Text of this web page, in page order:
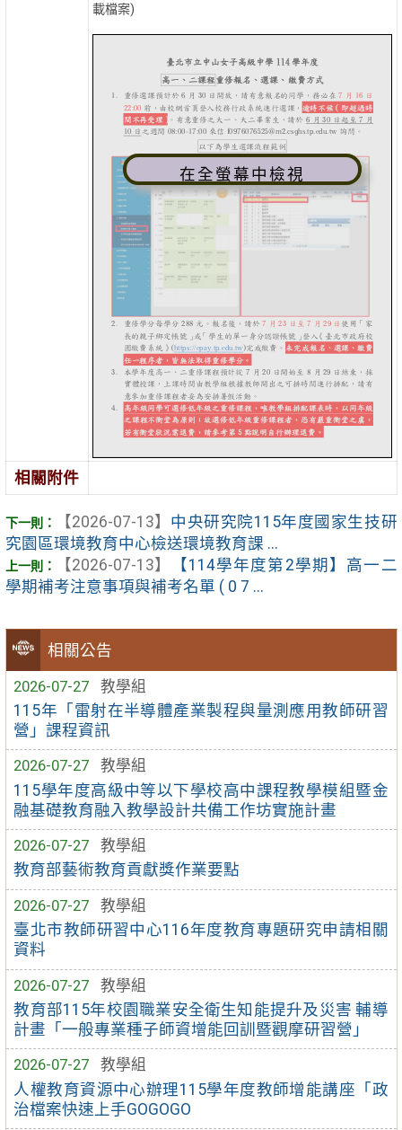
相關公告
2026-07-27
教學組
115年「雷射在半導體產業製程與量測應用教師研習
營」課程資訊
2026-07-27
教學組
115學年度高級中等以下學校高中課程教學模組暨金
融基礎教育融入教學設計共備工作坊實施計畫
2026-07-27
教學組
教育部藝術教育貢獻獎作業要點
2026-07-27
教學組
臺北市教師研習中心116年度教育專題研究申請相關
資料
2026-07-27
教學組
教育部115年校園職業安全衛生知能提升及災害 輔導
計畫「一般專業種子師資增能回訓暨觀摩研習營」
2026-07-27
教學組
人權教育資源中心辦理115學年度教師增能講座「政
治檔案快速上手GOGOGO
載檔案)
在全螢幕中檢視
相關附件
【2026-07-13】 中央研究院115年度國家生技研
究園區環境教育中心檢送環境教育課 ...
【2026-07-13】
【114學年度第2學期】高一二
學期補考注意事項與補考名單 ( 0 7 ...